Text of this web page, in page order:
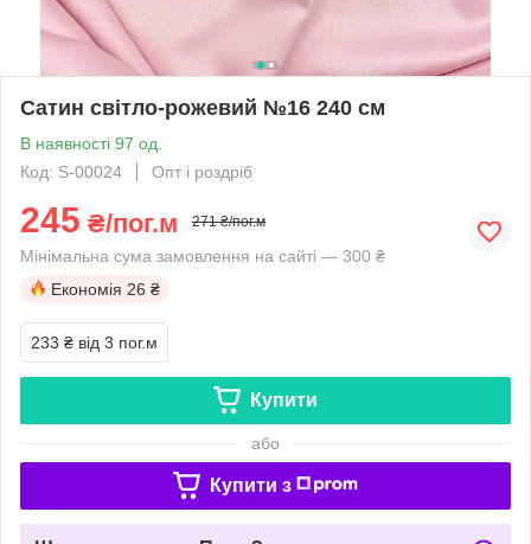
Сатин світло-рожевий №16 240 см
В наявності 97 од.
Код: S-00024
Опт і роздріб
245 ₴/пог.м 271 ₴/пог.м
Мінімальна сума замовлення на сайті — 300 ₴
Економія 26 ₴
233 ₴ від 3 пог.м
Купити
або
Купити з